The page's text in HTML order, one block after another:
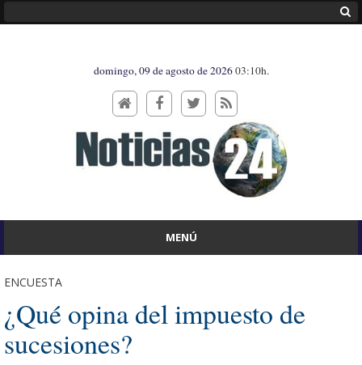
domingo, 09 de agosto de 202603:10h.
MENÚ
ENCUESTA
¿Qué opina del impuesto de
sucesiones?